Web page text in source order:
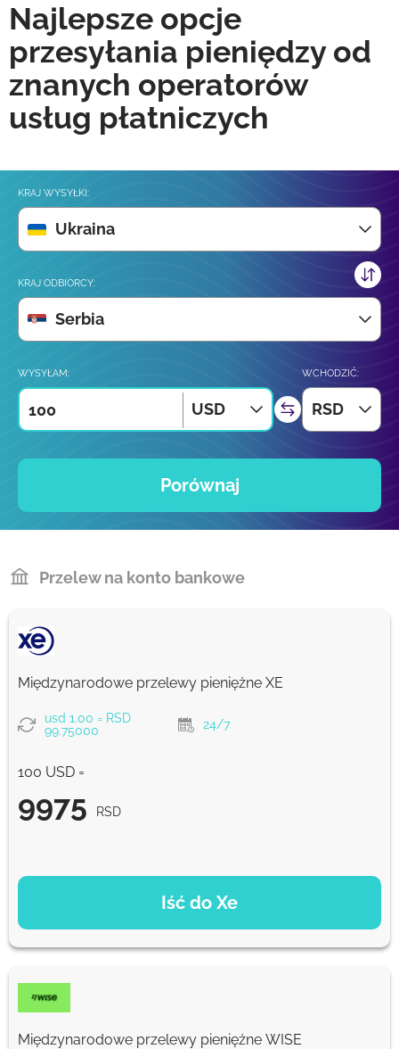
Najlepsze opcje
przesyłania pieniędzy od
znanych operatorów
usług płatniczych
KRAJ WYSYŁKI:
Ukraina
KRAJ ODBIORCY:
Serbia
WYSYŁAM:
USD
WCHODZIĆ:
RSD
Porównaj
Przelew na konto bankowe
Międzynarodowe przelewy pieniężne XE
usd 1.00 = RSD
99.75000
24/7
100 USD =
9975 RSD
Iść do Xe
OPCJE PŁATNOŚCI
9975 RSD NaN d
Prowizja Strumok, zawsze 0%
Międzynarodowe przelewy pieniężne WISE